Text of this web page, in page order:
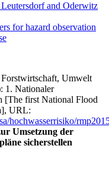
and Oderwitz
for hazard observation
Umwelt
1. Nationaler
[The first National Flood
URL:
hochwasserrisiko/
Umsetzung der
sicherstellen